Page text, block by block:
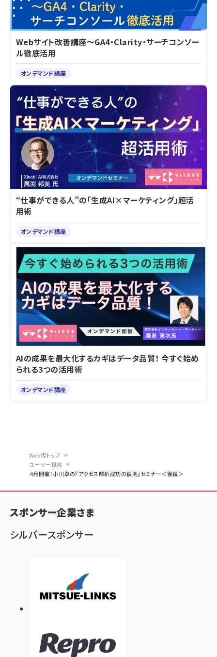
ン
く
ず
Web担トップ
ユーザー投稿
４月開催！小川卓の『アクセス解析成功の鉄則』セミナー＜後編＞
Webサイト改善講座～GA4・Clarity・サーチコンソー
ル徹底活用
オンデマンド講座
“仕事ができる人”の「生成AI×マーケティング」超活
用術
オンデマンド講座
AIの成果を最大化するカギはデータ品質！ 今すぐ始め
られる3つの活用術
オンデマンド講座
スポンサー企業さま
シルバースポンサー